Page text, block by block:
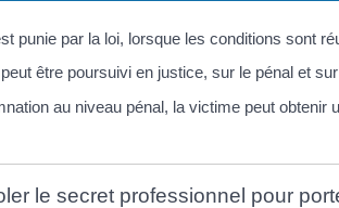
punie par la loi, lorsque les conditions sont
être poursuivi en justice, sur le pénal et
au niveau pénal, la victime peut obtenir
le secret professionnel pour